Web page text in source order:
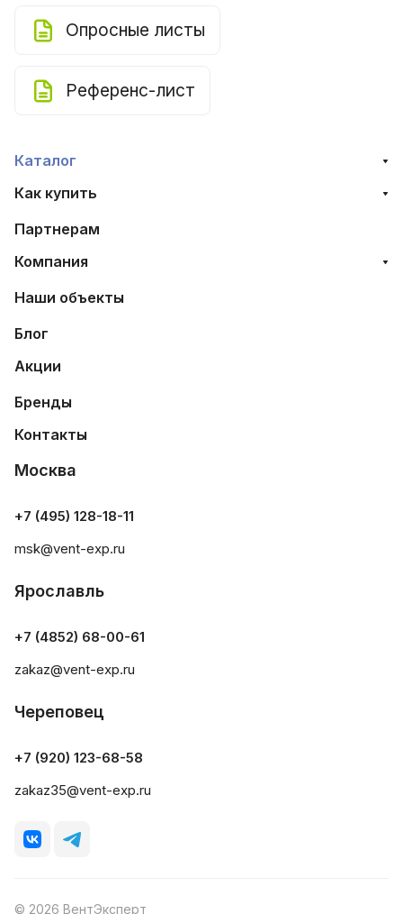
Опросные листы
Референс-лист
Каталог
Как купить
Партнерам
Компания
Наши объекты
Блог
Акции
Бренды
Контакты
Москва
+7 (495) 128-18-11
msk@vent-exp.ru
Ярославль
+7 (4852) 68-00-61
zakaz@vent-exp.ru
Череповец
+7 (920) 123-68-58
zakaz35@vent-exp.ru
© 2026 ВентЭксперт